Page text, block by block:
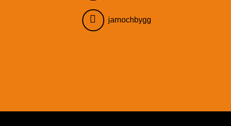
jarnochbygg